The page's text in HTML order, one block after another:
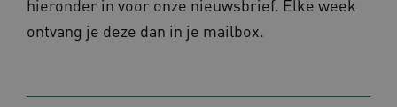
hieronder in voor onze nieuwsbrief. Elke week
ontvang je deze dan in je mailbox.
ASLBSACORS www.omahasystem.nl